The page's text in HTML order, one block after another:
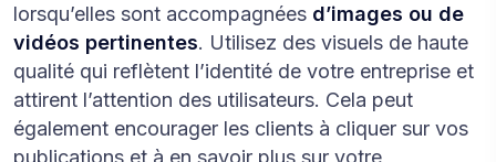
lorsqu’elles sont accompagnées d’images ou de
vidéos pertinentes. Utilisez des visuels de haute
qualité qui reflètent l’identité de votre entreprise et
attirent l’attention des utilisateurs. Cela peut
également encourager les clients à cliquer sur vos
publications et à en savoir plus sur votre